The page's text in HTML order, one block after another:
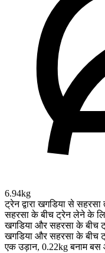
6.94kg
ट्रेन द्वारा खगडिया से
सहरसा के बीच ट्रेन लेने के
खगडिया और सहरसा के बीच
खगडिया और सहरसा के बीच
एक उड़ान, 0.22kg बनाम बस